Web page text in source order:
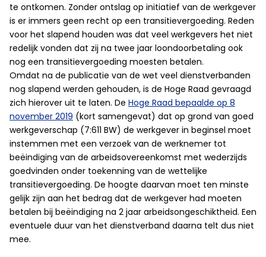
te ontkomen. Zonder ontslag op initiatief van de werkgever
is er immers geen recht op een transitievergoeding. Reden
voor het slapend houden was dat veel werkgevers het niet
redelijk vonden dat zij na twee jaar loondoorbetaling ook
nog een transitievergoeding moesten betalen.
Omdat na de publicatie van de wet veel dienstverbanden
nog slapend werden gehouden, is de Hoge Raad gevraagd
zich hierover uit te laten. De Hoge Raad bepaalde op 8
november 2019 (kort samengevat) dat op grond van goed
werkgeverschap (7:611 BW) de werkgever in beginsel moet
instemmen met een verzoek van de werknemer tot
beëindiging van de arbeidsovereenkomst met wederzijds
goedvinden onder toekenning van de wettelijke
transitievergoeding. De hoogte daarvan moet ten minste
gelijk zijn aan het bedrag dat de werkgever had moeten
betalen bij beëindiging na 2 jaar arbeidsongeschiktheid. Een
eventuele duur van het dienstverband daarna telt dus niet
mee.